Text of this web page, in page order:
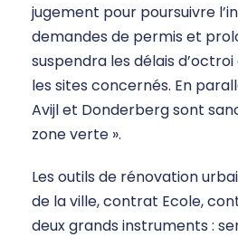
jugement pour poursuivre
demandes de permis et
suspendra les délais
les sites concernés. En
Avijl et Donderberg sont
zone verte ».
Les outils de rénovation
de la ville, contrat Ecole,
deux grands instruments :